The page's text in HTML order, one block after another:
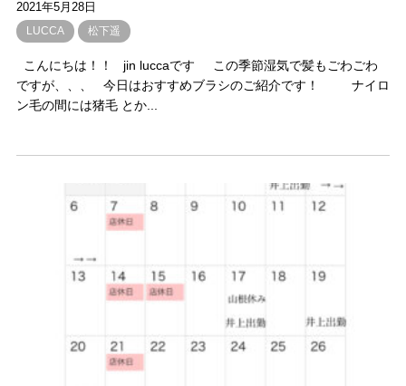
2021年5月28日
LUCCA 松下遥
こんにちは！！ jin luccaです この季節湿気で髪もごわごわ
ですが、、、 今日はおすすめブラシのご紹介です！ ナイロ
ン毛の間には猪毛 とか...